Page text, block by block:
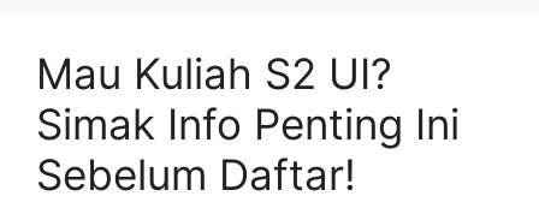
Mau Kuliah S2 UI?
Simak Info Penting Ini
Sebelum Daftar!